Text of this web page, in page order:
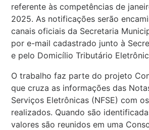
referente às competências de
2025. As notificações serão
canais oficiais da Secretaria
por e-mail cadastrado junto à
e pelo Domicílio Tributário
O trabalho faz parte do projeto
que cruza as informações das
Serviços Eletrônicas (NFSE) com
realizados. Quando são
valores são reunidos em uma